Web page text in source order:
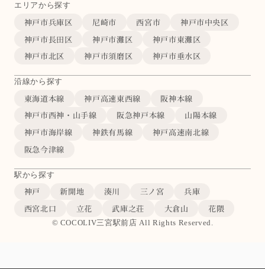
エリアから探す
神戸市兵庫区 尼崎市 西宮市
神戸市中央区
神戸市長田区
神戸市灘区
神戸市東灘区
神戸市北区
神戸市須磨区 神戸市垂水区
沿線から探す
東海道本線 神戸高速東西線
阪神本線
神戸市西神・山手線
阪急神戸本線
山陽本線
神戸市海岸線
神鉄有馬線
神戸高速南北線
阪急今津線
駅から探す
神戸 新開地 湊川 三ノ宮
兵庫
西宮北口
立花 武庫之荘 大倉山 花隈
© COCOLIV三宮駅前店 All Rights Reserved.